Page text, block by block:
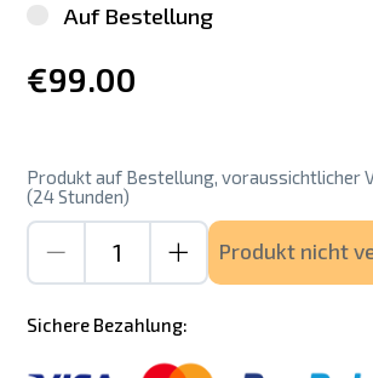
Auf Bestellung
€99.00
Produkt auf Bestellung, voraussichtlicher
(24 Stunden)
Produkt nicht
Sichere Bezahlung: